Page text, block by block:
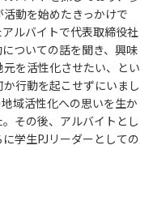
動を始めたきっかけで
ルバイトで代表取締役社
ついての話を聞き、興味
を活性化させたい、とい
行動を起こせずにいまし
域活性化への思いを生か
その後、アルバイトとし
学生PJリーダーとしての